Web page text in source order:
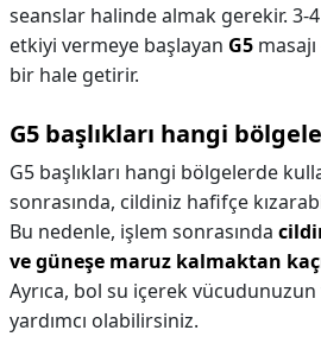
seanslar halinde almak gerekir. 3-4
etkiyi vermeye başlayan G5
bir hale getirir.
G5 başlıkları hangi
G5 başlıkları hangi bölgelerde
sonrasında, cildiniz hafifçe
Bu nedenle, işlem sonrasında
ve güneşe maruz kalmaktan
Ayrıca, bol su içerek
yardımcı olabilirsiniz.